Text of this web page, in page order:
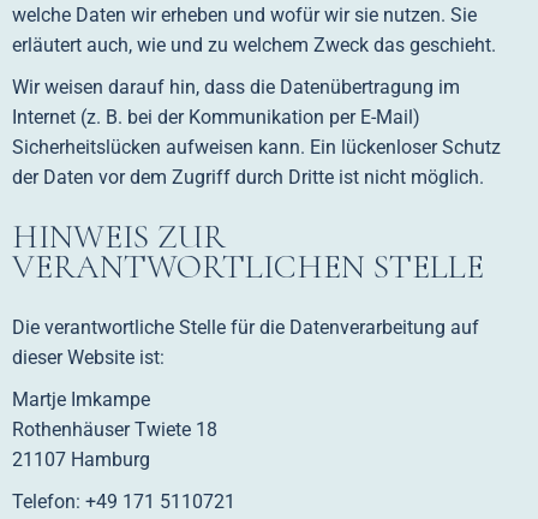
welche Daten wir erheben und wofür wir sie nutzen. Sie
erläutert auch, wie und zu welchem Zweck das geschieht.
Wir weisen darauf hin, dass die Datenübertragung im
Internet (z. B. bei der Kommunikation per E-Mail)
Sicherheitslücken aufweisen kann. Ein lückenloser Schutz
der Daten vor dem Zugriff durch Dritte ist nicht möglich.
HINWEIS ZUR
VERANTWORTLICHEN STELLE
Die verantwortliche Stelle für die Datenverarbeitung auf
dieser Website ist:
Martje Imkampe
Rothenhäuser Twiete 18
21107 Hamburg
Telefon: +49 171 5110721